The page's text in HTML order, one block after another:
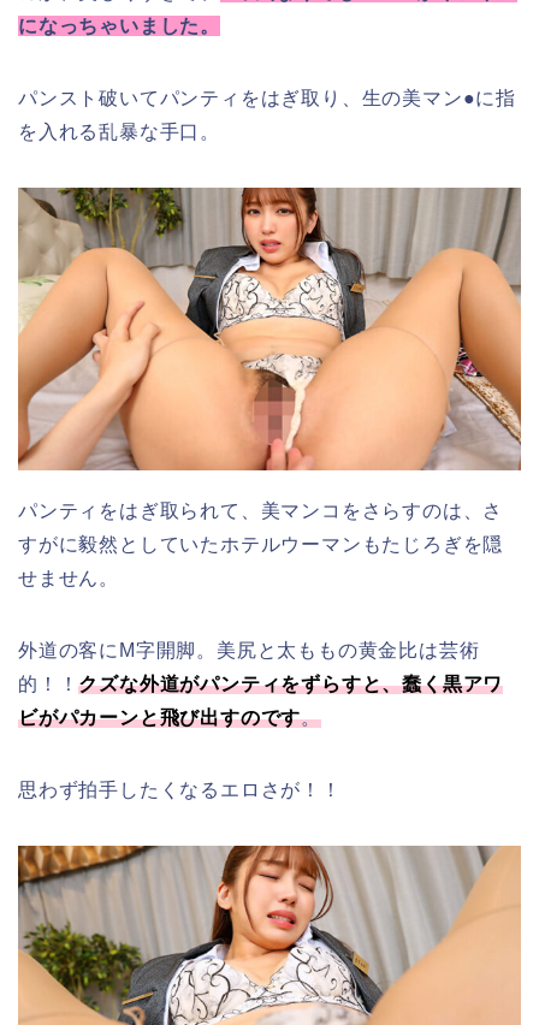
になっちゃいました。
パンスト破いてパンティをはぎ取り、生の美マン●に指
を入れる乱暴な手口。
パンティをはぎ取られて、美マンコをさらすのは、さ
すがに毅然としていたホテルウーマンもたじろぎを隠
せません。
外道の客にM字開脚。美尻と太ももの黄金比は芸術
的！！クズな外道がパンティをずらすと、蠢く黒アワ
ビがパカーンと飛び出すのです。
思わず拍手したくなるエロさが！！